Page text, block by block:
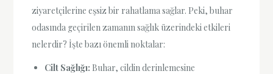
ziyaretçilerine eşsiz bir rahatlama sağlar. Peki, buhar
odasında geçirilen zamanın sağlık üzerindeki etkileri
nelerdir? İşte bazı önemli noktalar:
Cilt Sağlığı: Buhar, cildin derinlemesine